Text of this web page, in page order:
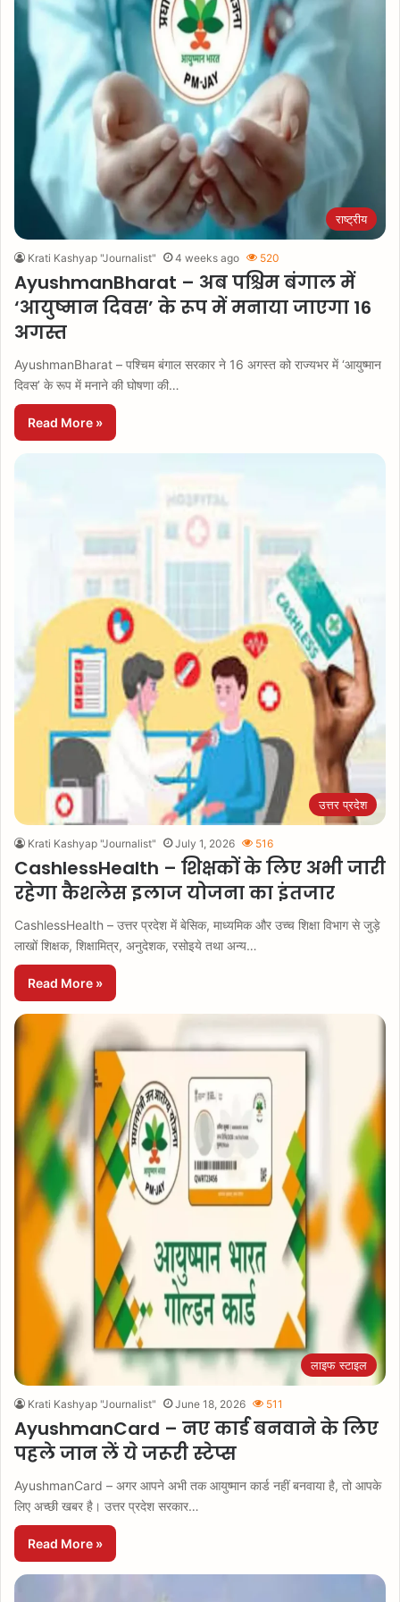
राष्ट्रीय
Krati Kashyap "Journalist" 4 weeks ago 520
AyushmanBharat – अब पश्चिम बंगाल में
‘आयुष्मान दिवस’ के रूप में मनाया जाएगा 16
अगस्त
AyushmanBharat – पश्चिम बंगाल सरकार ने 16 अगस्त को राज्यभर में ‘आयुष्मान
दिवस’ के रूप में मनाने की घोषणा की…
Read More »
उत्तर प्रदेश
Krati Kashyap "Journalist" July 1, 2026 516
CashlessHealth – शिक्षकों के लिए अभी जारी
रहेगा कैशलेस इलाज योजना का इंतजार
CashlessHealth – उत्तर प्रदेश में बेसिक, माध्यमिक और उच्च शिक्षा विभाग से जुड़े
लाखों शिक्षक, शिक्षामित्र, अनुदेशक, रसोइये तथा अन्य…
Read More »
लाइफ स्टाइल
Krati Kashyap "Journalist" June 18, 2026 511
AyushmanCard – नए कार्ड बनवाने के लिए
पहले जान लें ये जरूरी स्टेप्स
AyushmanCard – अगर आपने अभी तक आयुष्मान कार्ड नहीं बनवाया है, तो आपके
लिए अच्छी खबर है। उत्तर प्रदेश सरकार…
Read More »